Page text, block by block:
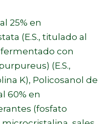
25% en
(E.S., titulado al
fermentado con
(E.S.,
K), Policosanol de
60% en
(fosfato